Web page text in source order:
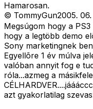
Hamarosan.
© TommyGun2005. 06.
Megsúgom hogy a
hogy a legtöbb demo
Sony marketingnek
Egyellõre 1 év múlva
valóban annyit fog e
róla...azmeg a
azt gyakorlatilag